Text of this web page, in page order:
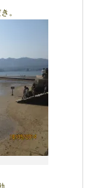
。